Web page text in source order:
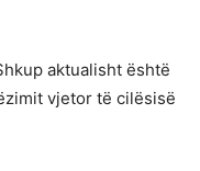
aktualisht është
vjetor të cilësisë